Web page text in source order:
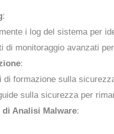
:
i log del sistema per
di monitoraggio avanzati
:
di formazione sulla
sulla sicurezza per
Analisi Malware: